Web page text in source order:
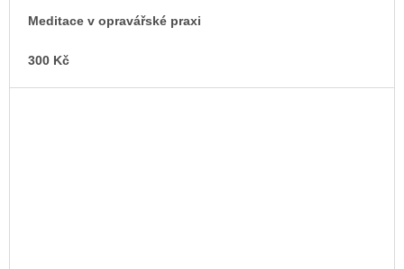
Meditace v opravářské praxi
300 Kč